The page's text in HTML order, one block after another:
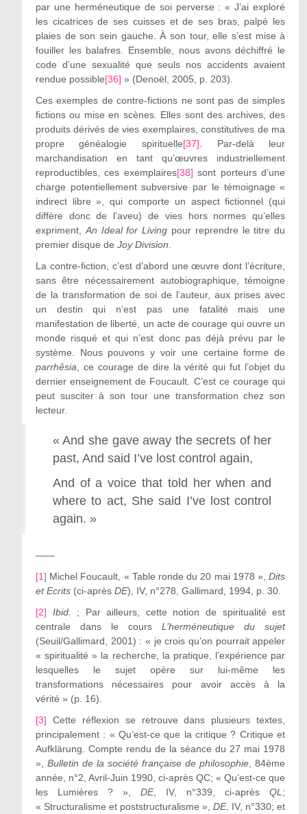
par une herméneutique de soi perverse : « J’ai exploré
les cicatrices de ses cuisses et de ses bras, palpé les
plaies de son sein gauche. À son tour, elle s’est mise à
fouiller les balafres. Ensemble, nous avons déchiffré le
code d’une sexualité que seuls nos accidents avaient
rendue possible[36] » (Denoël, 2005, p. 203).
Ces exemples de contre-fictions ne sont pas de simples
fictions ou mise en scènes. Elles sont des archives, des
produits dérivés de vies exemplaires, constitutives de ma
propre généalogie spirituelle[37] . Par-delà leur
marchandisation en tant qu’œuvres industriellement
reproductibles, ces exemplaires[38] sont porteurs d’une
charge potentiellement subversive par le témoignage «
indirect libre », qui comporte un aspect fictionnel (qui
diffère donc de l’aveu) de vies hors normes qu’elles
expriment, An Ideal for Living pour reprendre le titre du
premier disque de Joy Division
La contre-fiction, c’est d’abord une œuvre dont l’écriture,
sans être nécessairement autobiographique, témoigne
de la transformation de soi de l’auteur, aux prises avec
un destin qui n’est pas une fatalité mais une
manifestation de liberté, un acte de courage qui ouvre un
monde risqué et qui n’est donc pas déjà prévu par le
système. Nous pouvons y voir une certaine forme de
parrhêsia , ce courage de dire la vérité qui fut l’objet du
dernier enseignement de Foucault. C’est ce courage qui
peut susciter à son tour une transformation chez son
lecteur.
« And she gave away the secrets of her
past, And said I’ve lost control again,
And of a voice that told her when and
where to act, She said I’ve lost control
again. »
——
[1] Michel Foucault, « Table ronde du 20 mai 1978 »,Dits
et Ecrits(ci-après DE), IV, n°278, Gallimard, 1994, p. 30.
[2]
Ibid.
; Par ailleurs, cette notion de spiritualité est
centrale dans le coursL’herméneutique du sujet
(Seuil/Gallimard, 2001) : « je crois qu’on pourrait appeler
« spiritualité » la recherche, la pratique, l’expérience par
lesquelles le sujet opère sur lui-même les
transformations nécessaires pour avoir accès à la
vérité » (p. 16).
[3] Cette réflexion se retrouve dans plusieurs textes,
principalement : « Qu’est-ce que la critique ? Critique et
Aufklärung. Compte rendu de la séance du 27 mai 1978
», Bulletin de la société française de philosophie , 84ème
année, n°2, Avril-Juin 1990, ci-après QC; « Qu’est-ce que
les Lumières ? »,DE, IV, n°339, ci-aprèsQL ;
« Structuralisme et poststructuralisme »,DE, IV, n°330; et